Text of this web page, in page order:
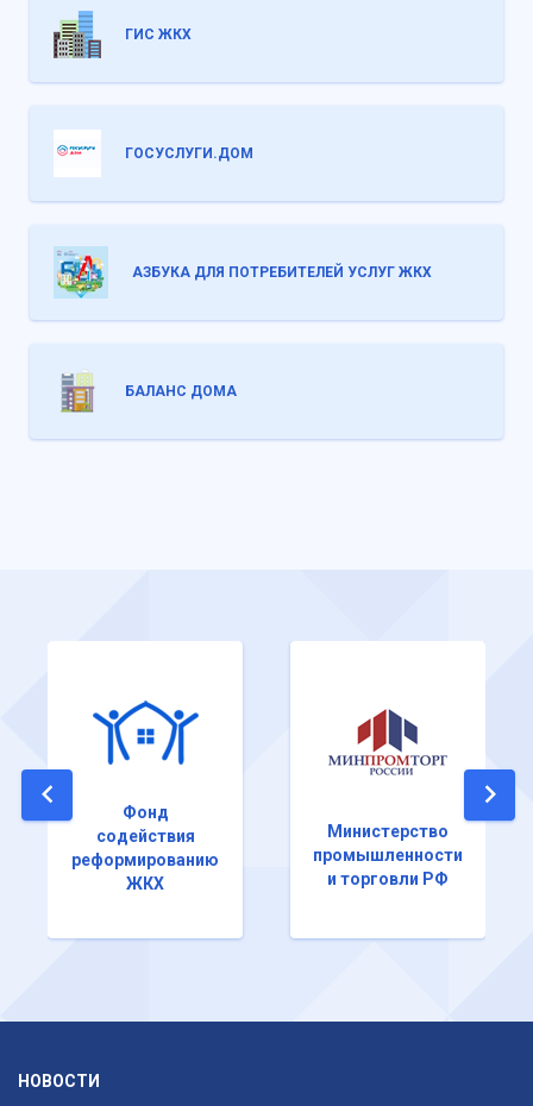
ГИС ЖКХ
ГОСУСЛУГИ.ДОМ
АЗБУКА ДЛЯ ПОТРЕБИТЕЛЕЙ УСЛУГ ЖКХ
БАЛАНС ДОМА
Фонд
содействия
реформированию
ЖКХ
Министерство
промышленности
и торговли РФ
НОВОСТИ